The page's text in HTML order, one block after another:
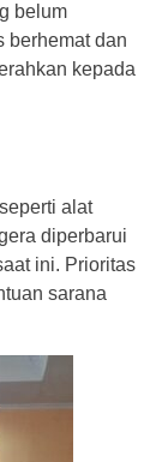
belum
berhemat dan
kepada
alat
diperbarui
ini. Prioritas
sarana